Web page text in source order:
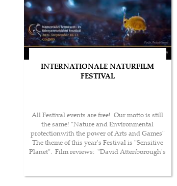
INTERNATIONALE NATURFILM
FESTIVAL
All Festival events are free! Our motto is still
the same! "Nature and Environmental
protectionwith the power of Arts and Games"
The theme of this year's Festival is "Sensitive
Planet". Film reviews: "David Attenborough's